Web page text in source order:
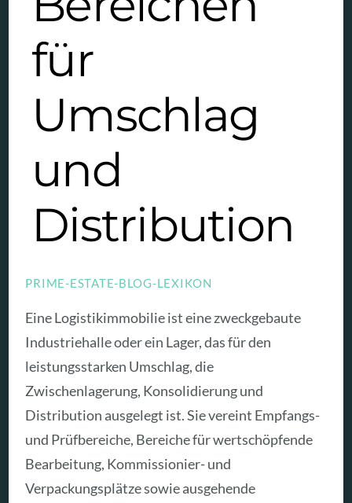
für
Umschlag
und
Distribution
PRIME-ESTATE-BLOG-LEXIKON
Eine Logistikimmobilie ist eine zweckgebaute
Industriehalle oder ein Lager, das für den
leistungsstarken Umschlag, die
Zwischenlagerung, Konsolidierung und
Distribution ausgelegt ist. Sie vereint Empfangs-
und Prüfbereiche, Bereiche für wertschöpfende
Bearbeitung, Kommissionier- und
Verpackungsplätze sowie ausgehende